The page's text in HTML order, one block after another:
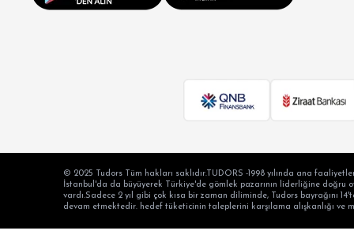
© 2025 Tudors Tüm hakları saklıdır.TUDORS -1998 yılında ana
İstanbul'da da büyüyerek Türkiye'de gömlek pazarının liderliğine
vardı.Sadece 2 yıl gibi çok kısa bir zaman diliminde, Tudors bayrağını
devam etmektedir. hedef tüketicinin taleplerini karşılama alışkanlığı ve